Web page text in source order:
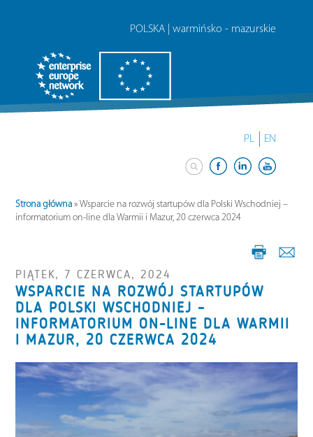
POLSKA | warmińsko - mazurskie
PL EN
Strona główna »Wsparcie na rozwój startupów dla Polski Wschodniej –
informatorium on-line dla Warmii i Mazur, 20 czerwca 2024
PIĄTEK, 7 CZERWCA, 2024
WSPARCIE NA ROZWÓJ STARTUPÓW
DLA POLSKI WSCHODNIEJ –
INFORMATORIUM ON-LINE DLA WARMII
I MAZUR, 20 CZERWCA 2024